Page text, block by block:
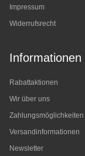
Impressum
Widerrufsrecht
Informationen
Rabattaktionen
Wir über uns
Zahlungsmöglichkeiten
Versandinformationen
Newsletter